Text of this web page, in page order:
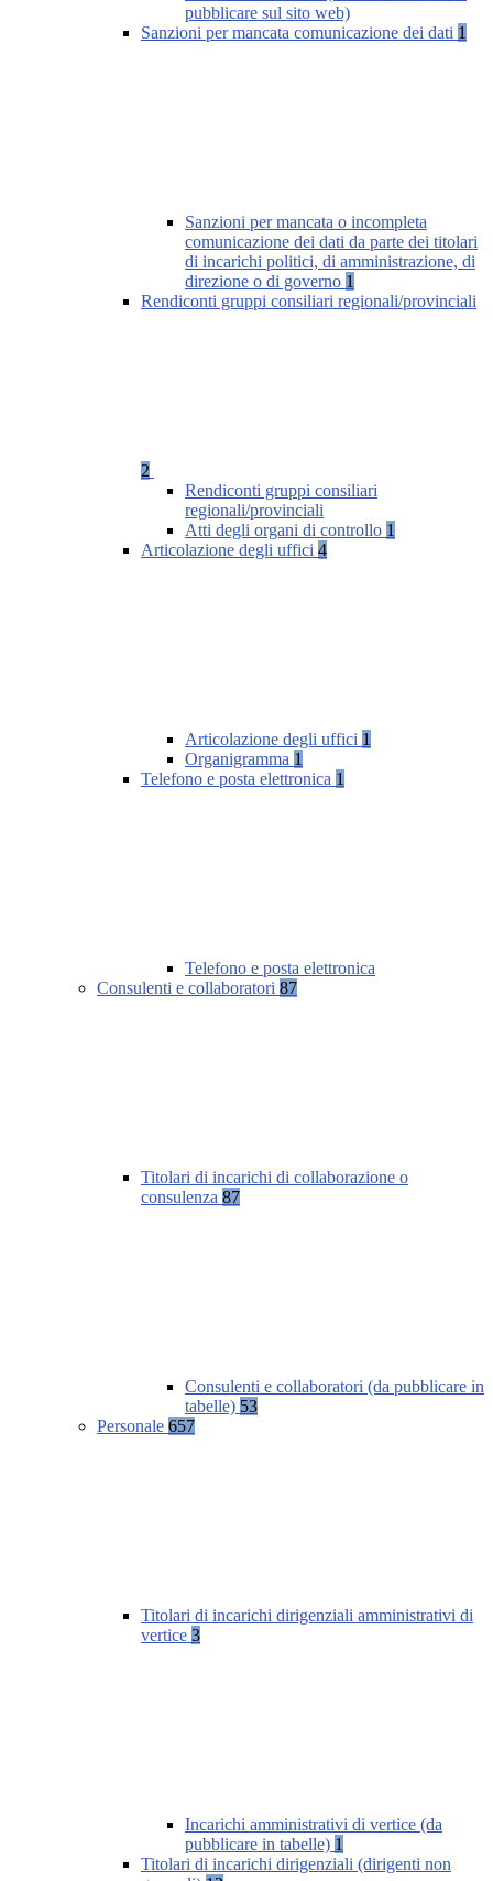
pubblicare sul sito web)
Sanzioni per mancata comunicazione dei dati 1
Sanzioni per mancata o incompleta
comunicazione dei dati da parte dei titolari
di incarichi politici, di amministrazione, di
direzione o di governo 1
Rendiconti gruppi consiliari regionali/provinciali
2
Rendiconti gruppi consiliari
regionali/provinciali
Atti degli organi di controllo 1
Articolazione degli uffici 4
Articolazione degli uffici 1
Organigramma 1
Telefono e posta elettronica 1
Telefono e posta elettronica
Consulenti e collaboratori 87
Titolari di incarichi di collaborazione o
consulenza 87
Consulenti e collaboratori (da pubblicare in
tabelle) 53
Personale 657
Titolari di incarichi dirigenziali amministrativi di
vertice 3
Incarichi amministrativi di vertice (da
pubblicare in tabelle) 1
Titolari di incarichi dirigenziali (dirigenti non